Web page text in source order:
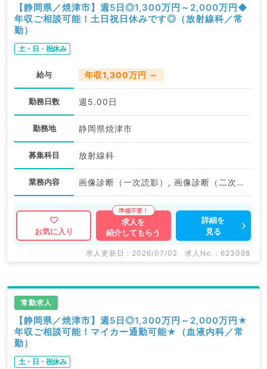
【静岡県／焼津市】週5日◎1,300万円～2,000万円◆
年収ご相談可能！土日祝日休みです◎（放射線科／常
勤）
土・日・祝休み
給与 年収1,300万円 ～
勤務日数 週5.00日
勤務地 静岡県焼津市
募集科目 放射線科
業務内容 画像診断（一次読影）, 画像診断（二次読影）, 放射線治療
お気に入り
求人を
紹介してもらう
詳細を
見る
求人更新日 : 2026/07/02 求人No. : 623098
常勤求人
【静岡県／焼津市】週5日◎1,300万円～2,000万円★
年収ご相談可能！マイカー通勤可能★（血液内科／常
勤）
土・日・祝休み